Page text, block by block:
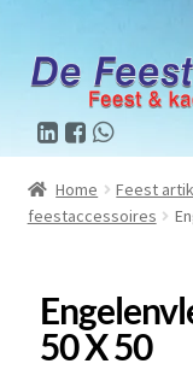
Home Feest
feestaccessoires
50 X 50